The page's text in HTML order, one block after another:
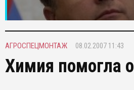
АГРОСПЕЦМОНТАЖ 08.02.2007 11:43
Химия помогла